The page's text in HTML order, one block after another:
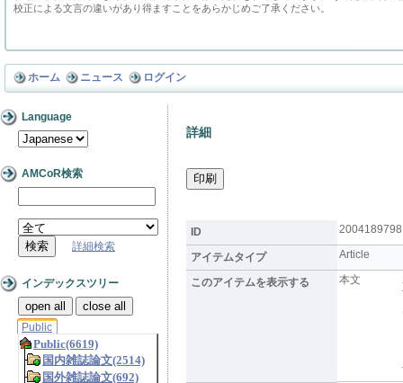
校正による文言の違いがあり得ますことをあらかじめご了承ください。
ホーム ニュース ログイン
Language
AMCoR検索
詳細検索
インデックスツリー
open all close all
Public
詳細
ID 2004189798
アイテムタイプ Article
このアイテムを表示する 本文